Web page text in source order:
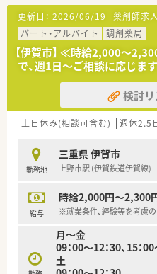
【募集背景と求める人物像
■新規開局に伴い、これか
募集します。
■地域医療に貢献したいと
ちしております。
■調剤経験のある方はもち
迎いたします。
【想定される業務内容】
■門前の耳鼻咽喉科クリニ
■患者様への丁寧な服薬指
だきます。
■地域の医療機関と連携を
【こんな方にオススメ】
の方に最適です。
■仕事と私生活のバランス
きたい方。
更新日： 2026/06/19 薬剤師求
パート・アルバイト
調剤薬局
【伊賀市】 ≪時給2,000～
で、週1日～ご相談に応じま
検討
土日休み(相談可含む) 週休2.5
勤務地
三重県 伊賀市
上野市駅 (伊賀鉄道伊賀線)
給与
時給2,000円～2,300
※就業条件、経験等を考慮の
月～金
09：00～12：30、15：
土